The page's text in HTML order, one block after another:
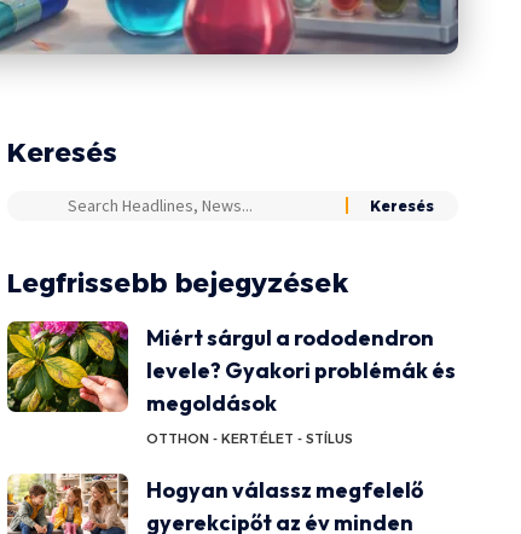
Keresés
Legfrissebb bejegyzések
Miért sárgul a rododendron
levele? Gyakori problémák és
megoldások
OTTHON - KERTÉLET - STÍLUS
Hogyan válassz megfelelő
gyerekcipőt az év minden